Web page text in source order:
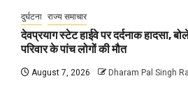
दुर्घटना राज्य समाचार
देवप्रयाग स्टेट हाईवे पर दर्दनाक हादसा,
परिवार के पांच लोगों की मौत
August 7, 2026 Dharam Pal Singh